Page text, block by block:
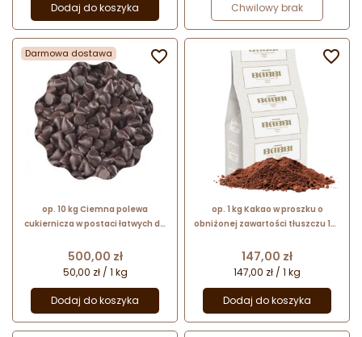
Dodaj do koszyka Chwilowy brak
Darmowa dostawa
op. 10 kg Ciemna polewa
cukiernicza w postaci łatwych do
COATING DROPS DARK - Dawn
Foods
Cena
500,00 zł
50,00 zł / 1 kg
Dodaj do koszyka

op. 1 kg Kakao w proszku o
obniżonej zawartości tłuszczu 10-
20684 Babbi
Cena
147,00 zł
147,00 zł / 1 kg
Dodaj do koszyka
